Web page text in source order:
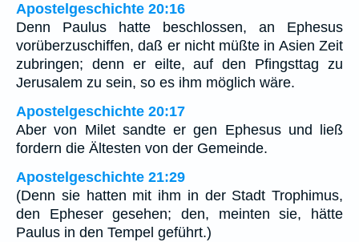
Apostelgeschichte 20:16
Denn Paulus hatte beschlossen, an Ephesus
vorüberzuschiffen, daß er nicht müßte in Asien Zeit
zubringen; denn er eilte, auf den Pfingsttag zu
Jerusalem zu sein, so es ihm möglich wäre.
Apostelgeschichte 20:17
Aber von Milet sandte er gen Ephesus und ließ
fordern die Ältesten von der Gemeinde.
Apostelgeschichte 21:29
(Denn sie hatten mit ihm in der Stadt Trophimus,
den Epheser gesehen; den, meinten sie, hätte
Paulus in den Tempel geführt.)